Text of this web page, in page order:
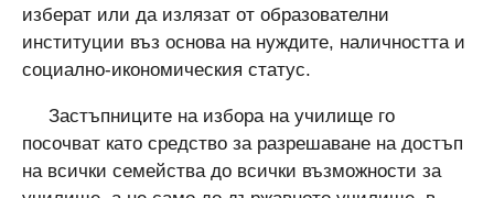
изберат или да излязат от образователни
институции въз основа на нуждите, наличността и
социално-икономическия статус.
Застъпниците на избора на училище го
посочват като средство за разрешаване на достъп
на всички семейства до всички възможности за